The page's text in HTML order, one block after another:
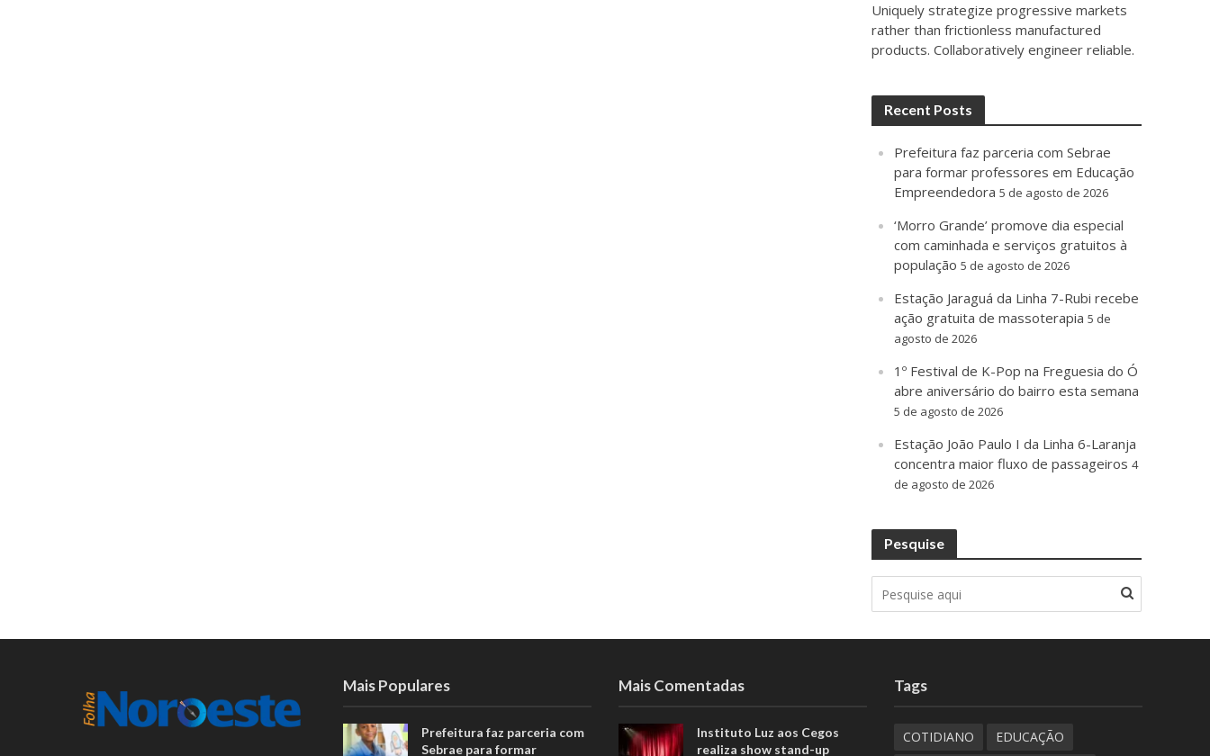
Uniquely strategize progressive markets
rather than frictionless manufactured
products. Collaboratively engineer reliable.
Recent Posts
Prefeitura faz parceria com Sebrae
para formar professores em Educação
Empreendedora 5 de agosto de 2026
‘Morro Grande’ promove dia especial
com caminhada e serviços gratuitos à
população 5 de agosto de 2026
Estação Jaraguá da Linha 7-Rubi recebe
ação gratuita de massoterapia 5 de
agosto de 2026
1º Festival de K-Pop na Freguesia do Ó
abre aniversário do bairro esta semana
5 de agosto de 2026
Estação João Paulo I da Linha 6-Laranja
concentra maior fluxo de passageiros 4
de agosto de 2026
Pesquise
Mais Populares
Prefeitura faz parceria com
Sebrae para formar
Mais Comentadas
Instituto Luz aos Cegos
realiza show stand-up
Tags
COTIDIANO EDUCAÇÃO